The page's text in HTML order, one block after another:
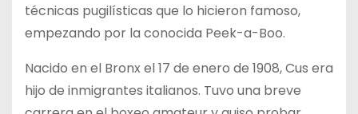
técnicas pugilísticas que lo hicieron famoso,
empezando por la conocida Peek-a-Boo.
Nacido en el Bronx el 17 de enero de 1908, Cus era
hijo de inmigrantes italianos. Tuvo una breve